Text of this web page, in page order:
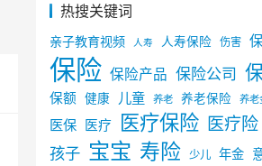
热搜关键词
亲子教育视频 人寿 人寿保险 伤害
保险 保险产品 保险公司
保额 健康 儿童 养老 养老保险 养老
医保 医疗 医疗保险 医疗险
孩子 宝宝 寿险 少儿 年金